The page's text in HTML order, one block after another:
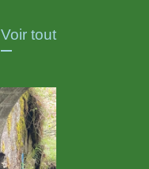
Voir tout